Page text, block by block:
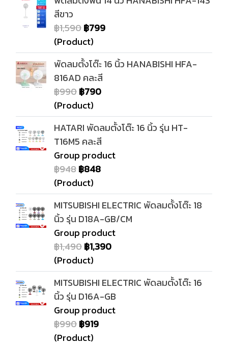
สีขาว
฿1,590฿799
(Product)
พัดลมตั้งโต๊ะ 16 นิ้ว HANABISHI HFA-
816AD คละสี
฿990฿790
(Product)
HATARI พัดลมตั้งโต๊ะ 16 นิ้ว รุ่น HT-
T16M5 คละสี
Group product
฿948฿848
(Product)
MITSUBISHI ELECTRIC พัดลมตั้งโต๊ะ 18
นิ้ว รุ่น D18A-GB/CM
Group product
฿1,490฿1,390
(Product)
MITSUBISHI ELECTRIC พัดลมตั้งโต๊ะ 16
นิ้ว รุ่น D16A-GB
Group product
฿990฿919
(Product)